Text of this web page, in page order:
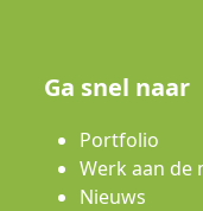
Ga snel naar
Portfolio
Werk aan de
Nieuws